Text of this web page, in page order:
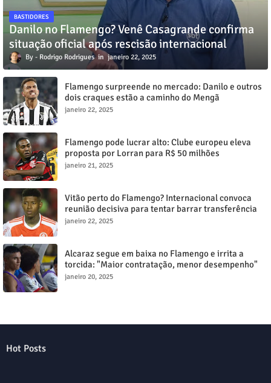
BASTIDORES
Danilo no Flamengo? Venê Casagrande confirma
situação oficial após rescisão internacional
Rodrigo Rodrigues janeiro 22, 2025
Flamengo surpreende no mercado: Danilo e outros
dois craques estão a caminho do Mengã
janeiro 22, 2025
Flamengo pode lucrar alto: Clube europeu eleva
proposta por Lorran para R$ 50 milhões
janeiro 21, 2025
Vitão perto do Flamengo? Internacional convoca
reunião decisiva para tentar barrar transferência
milionária
janeiro 22, 2025
Alcaraz segue em baixa no Flamengo e irrita a
torcida: "Maior contratação, menor desempenho"
janeiro 20, 2025
Hot Posts